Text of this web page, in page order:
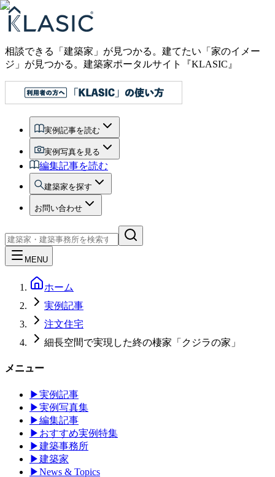
相談できる「建築家」が見つかる。建てたい「家のイメー
ジ」が見つかる。 建築家ポータルサイト『KLASIC』
実例記事を読む
実例写真を見る
編集記事を読む
建築家を探す
お問い合わせ
MENU
ホーム
実例記事
注文住宅
細長空間で実現した終の棲家「クジラの家」
メニュー
▶実例記事
▶実例写真集
▶編集記事
▶ おすすめ実例特集
▶建築事務所
▶建築家
▶News & Topics